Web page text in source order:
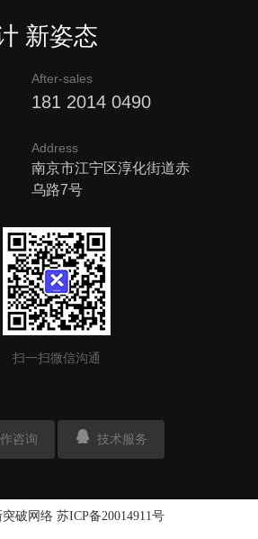
新姿态
After-sales
181 2014 0490
Address
南京市江宁区淳化街道赤
乌路7号
扫一扫微信沟通
咨询 技术服务
突破网络 苏ICP备20014911号